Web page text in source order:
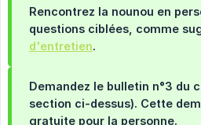
Rencontrez la nounou en
questions ciblées, comme
d'entretien.
Demandez le bulletin n°3 du
section ci-dessus). Cette
gratuite pour la personne.